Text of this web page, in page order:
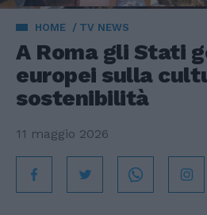
HOME TV NEWS
A Roma gli Stati
europei sulla
sostenibilità
11 maggio 2026